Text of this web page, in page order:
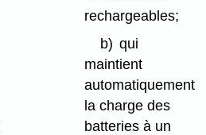
rechargeables;
b) qui
maintient
automatiquement
la charge des
batteries à un